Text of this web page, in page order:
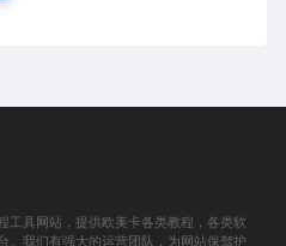
工具网站，提供欧美卡各类教程，各类软
。我们有强大的运营团队，为网站保驾护